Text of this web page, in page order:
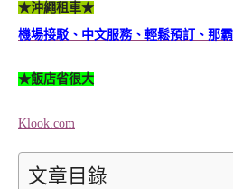
★沖繩租車★
機場接駁、中文服務、輕鬆預訂、那
★飯店省很大
Klook.com
文章目錄